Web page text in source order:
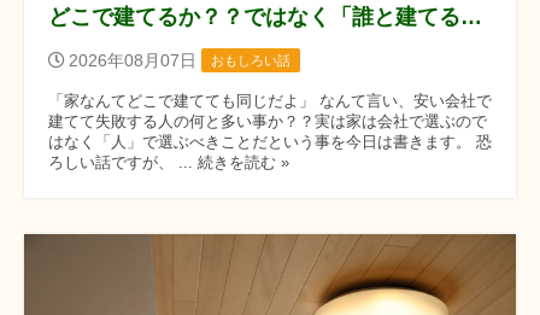
どこで建てるか？？ではなく「誰と建てるか？？」です！！
2026年08月07日 おもしろい話
「家なんてどこで建てても同じだよ」 なんて言い、安い会社で
建てて失敗する人の何と多い事か？？実は家は会社で選ぶので
はなく「人」で選ぶべきことだという事を今日は書きます。 恐
ろしい話ですが、 ... 続きを読む »